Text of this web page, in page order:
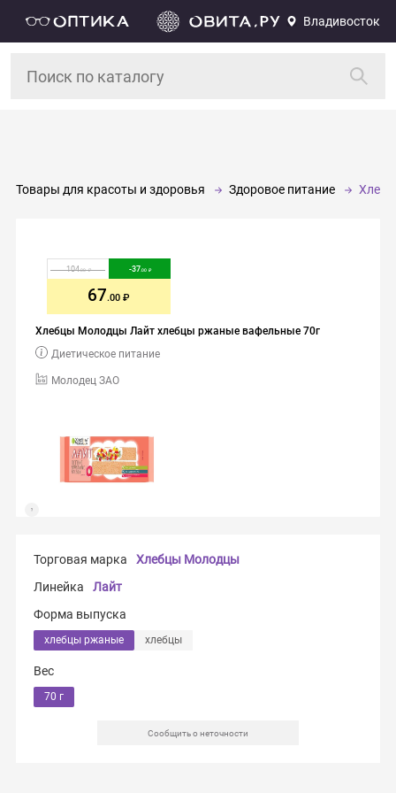
Владивосток
Товары для красоты и здоровья Здоровое питание
Хлебцы Молодцы Лайт хлебцы ржаные вафельные 70г
Молодец ЗАО
Диетическое питание
104.00 -37 .00
67.00
Торговая марка
Хлебцы Молодцы
Линейка
Лайт
Форма выпуска
хлебцы ржаные хлебцы
Вес
70 г
Сообщить о неточности